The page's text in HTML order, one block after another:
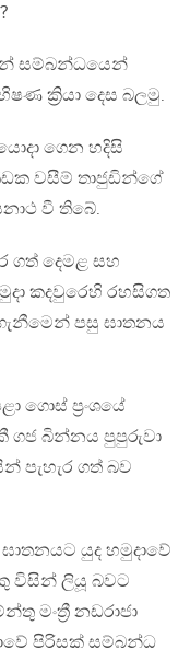
සම්බන්ධයෙන්
ක්‍රියා දෙස බලමු.
ගෙන හදිසි
වසීම් තාජුඩින්ගේ
වී තිබේ.
ගත් දෙමළ සහ
කදවුරෙහි රහසිගත
පසු ඝාතනය
ගොස් ප්‍රංශයේ
ගජ බින්නය පුපුරුවා
පැහැර ගත් බව
යුද හමුදාවේ
විසින් ලියූ බවට
මංත්‍රී නඩරාජා
පිරිසක් සම්බන්ධ